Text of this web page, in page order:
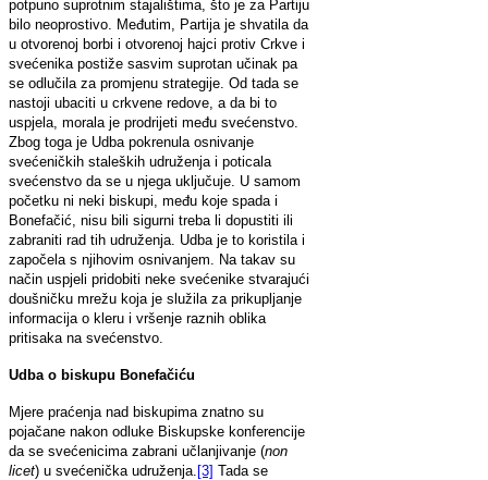
potpuno suprotnim stajalištima, što je za Partiju
bilo neoprostivo. Međutim, Partija je shvatila da
u otvorenoj borbi i otvorenoj hajci protiv Crkve i
svećenika postiže sasvim suprotan učinak pa
se odlučila za promjenu strategije. Od tada se
nastoji ubaciti u crkvene redove, a da bi to
uspjela, morala je prodrijeti među svećenstvo.
Zbog toga je Udba pokrenula osnivanje
svećeničkih staleških udruženja i poticala
svećenstvo da se u njega uključuje. U samom
početku ni neki biskupi, među koje spada i
Bonefačić, nisu bili sigurni treba li dopustiti ili
zabraniti rad tih udruženja. Udba je to koristila i
započela s njihovim osnivanjem. Na takav su
način uspjeli pridobiti neke svećenike stvarajući
doušničku mrežu koja je služila za prikupljanje
informacija o kleru i vršenje raznih oblika
pritisaka na svećenstvo.
Udba o biskupu Bonefačiću
Mjere praćenja nad biskupima znatno su
pojačane nakon odluke Biskupske konferencije
da se svećenicima zabrani učlanjivanje (non
licet) u svećenička udruženja. [3] Tada se